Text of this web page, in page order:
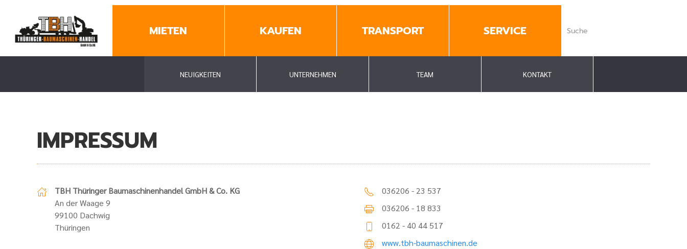
MIETEN KAUFEN TRANSPORT SERVICE
NEUIGKEITEN UNTERNEHMEN TEAM KONTAKT
IMPRESSUM
TBH Thüringer Baumaschinenhandel GmbH & Co. KG
An der Waage 9
99100 Dachwig
Thüringen
036206 - 23 537
036206 - 18 833
0162 - 40 44 517
www.tbh-baumaschinen.de